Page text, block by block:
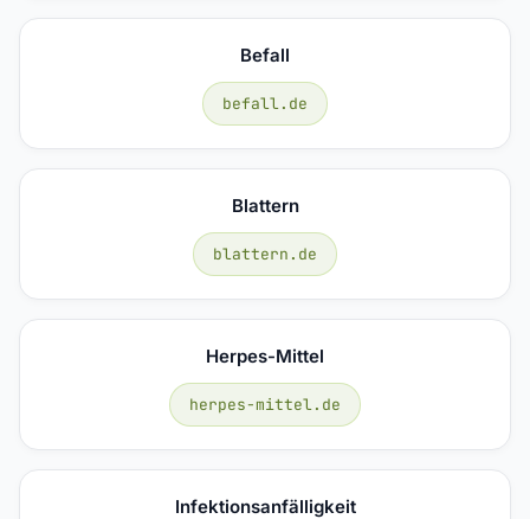
Befall
befall.de
Blattern
blattern.de
Herpes-Mittel
herpes-mittel.de
Infektionsanfälligkeit